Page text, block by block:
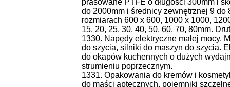
prasowane PTFE o długości 300mm i
do 2000mm i średnicy zewnętrznej 9 do
rozmiarach 600 x 600, 1000 x 1000,
15, 20, 25, 30, 40, 50, 60, 70, 80mm.
1330. Napędy elektryczne małej mocy.
do szycia, silniki do maszyn do szycia.
do okapów kuchennych o dużych
strumieniu poprzecznym.
1331. Opakowania do kremów i
do maści aptecznych, pojemniki